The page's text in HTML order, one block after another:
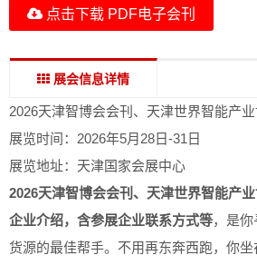
点击下载 PDF电子会刊
展会信息详情
2026天津智博会会刊、天津世界智能产
展览时间：2026年5月28日-31日
展览地址：天津国家会展中心
2026天津智博会会刊、天津世界智能产
企业介绍，含参展企业联系方式等，是
货源的最佳帮手。不用再东奔西跑，你